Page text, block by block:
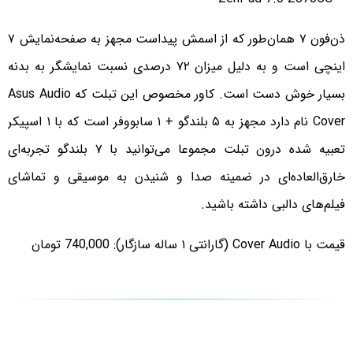
ذن‌فون ۷ همان‌طور که از اسمش پیداست مجهز به صفحه‌نمایش ۷
اینچی است و به دلیل میزان ۷۲ درصدی نسبت نمایشگر به بدنه
بسیار خوش دست است. کاور مخصوص این تبلت که Asus Audio
Cover نام دارد مجهز به ۵ بلندگو + ۱ سابووفر است که با ۱ اسپیکر
تعبیه شده درون تبلت مجموعا می‌توانید با ۷ بلندگو تجربه‌ای
خارق‌العاده‌ای در ضمینه صدا و شنیدن به موسیقی و تماشای
فیلم‌های دالبی داشته باشید.
قیمت با Cover Audio (گارانتی ۱ ساله سازگار): 740,000 تومان